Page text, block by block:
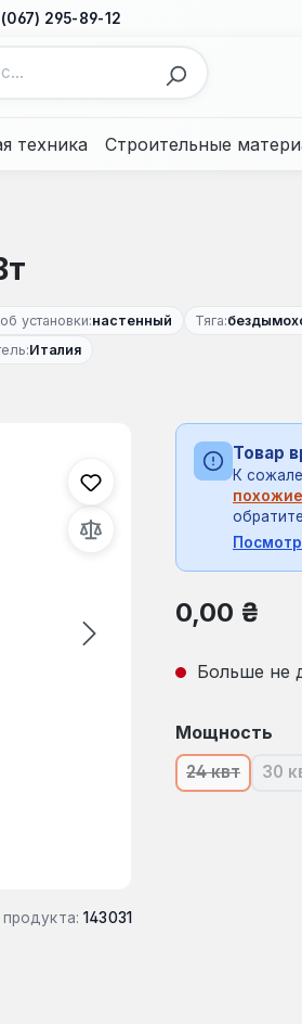
295-89-12
техника Строительные
установки:настенный Тяга:
Италия
143031
Товар
К
Обычная цена:
0,00 ₴
Больше не
Выберите
Мощность
24 квт
(В 30